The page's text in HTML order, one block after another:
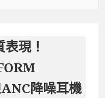
表現！
降噪耳機